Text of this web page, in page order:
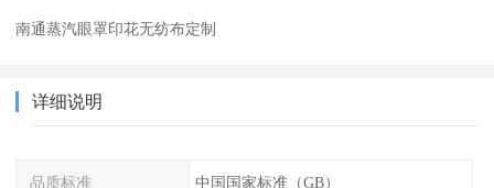
南通蒸汽眼罩印花无纺布定制
详细说明
品质标准 中国国家标准（GB）